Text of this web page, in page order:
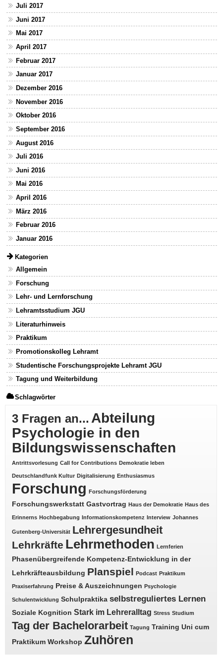
Juli 2017
Juni 2017
Mai 2017
April 2017
Februar 2017
Januar 2017
Dezember 2016
November 2016
Oktober 2016
September 2016
August 2016
Juli 2016
Juni 2016
Mai 2016
April 2016
März 2016
Februar 2016
Januar 2016
Kategorien
Allgemein
Forschung
Lehr- und Lernforschung
Lehramtsstudium JGU
Literaturhinweis
Praktikum
Promotionskolleg Lehramt
Studentische Forschungsprojekte Lehramt JGU
Tagung und Weiterbildung
Schlagwörter
3 Fragen an... Abteilung
Psychologie in den
Bildungswissenschaften
Antrittsvorlesung Call for Contributions Demokratie leben
Deutschlandfunk Kultur Digitalisierung Enthusiasmus
Forschung Forschungsförderung
Forschungswerkstatt Gastvortrag Haus der Demokratie Haus des
Erinnerns Hochbegabung Informationskompetenz Interview Johannes
Gutenberg-Universität Lehrergesundheit
Lehrkräfte Lehrmethoden Lernferien
Phasenübergreifende Kompetenz-Entwicklung in der
Lehrkräfteausbildung Planspiel Podcast Praktikum
Praxiserfahrung Preise & Auszeichnungen Psychologie
Schulentwicklung Schulpraktika selbstreguliertes Lernen
Soziale Kognition Stark im Lehreralltag Stress Studium
Tag der Bachelorarbeit Tagung Training Uni cum
Praktikum Workshop Zuhören